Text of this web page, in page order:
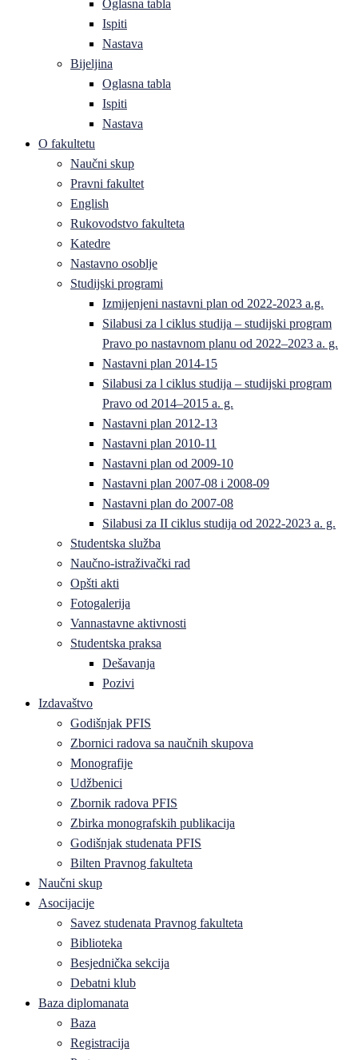
Oglasna tabla
Ispiti
Nastava
Bijeljina
Oglasna tabla
Ispiti
Nastava
O fakultetu
Naučni skup
Pravni fakultet
English
Rukovodstvo fakulteta
Katedre
Nastavno osoblje
Studijski programi
Izmijenjeni nastavni plan od 2022-2023 a.g.
Silabusi za l ciklus studija – studijski program
Pravo po nastavnom planu od 2022–2023 a. g.
Nastavni plan 2014-15
Silabusi za l ciklus studija – studijski program
Pravo od 2014–2015 a. g.
Nastavni plan 2012-13
Nastavni plan 2010-11
Nastavni plan od 2009-10
Nastavni plan 2007-08 i 2008-09
Nastavni plan do 2007-08
Silabusi za II ciklus studija od 2022-2023 a. g.
Studentska služba
Naučno-istraživački rad
Opšti akti
Fotogalerija
Vannastavne aktivnosti
Studentska praksa
Dešavanja
Pozivi
Izdavaštvo
Godišnjak PFIS
Zbornici radova sa naučnih skupova
Monografije
Udžbenici
Zbornik radova PFIS
Zbirka monografskih publikacija
Godišnjak studenata PFIS
Bilten Pravnog fakulteta
Naučni skup
Asocijacije
Savez studenata Pravnog fakulteta
Biblioteka
Besjednička sekcija
Debatni klub
Baza diplomanata
Baza
Registracija